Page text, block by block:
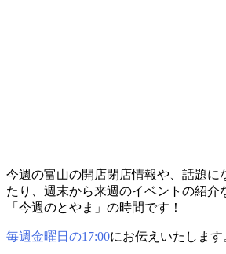
今週の富山の開店閉店情報や、話題に
たり、週末から来週のイベントの紹介
「今週のとやま」の時間です！
毎週金曜日の17:00にお伝えいたします